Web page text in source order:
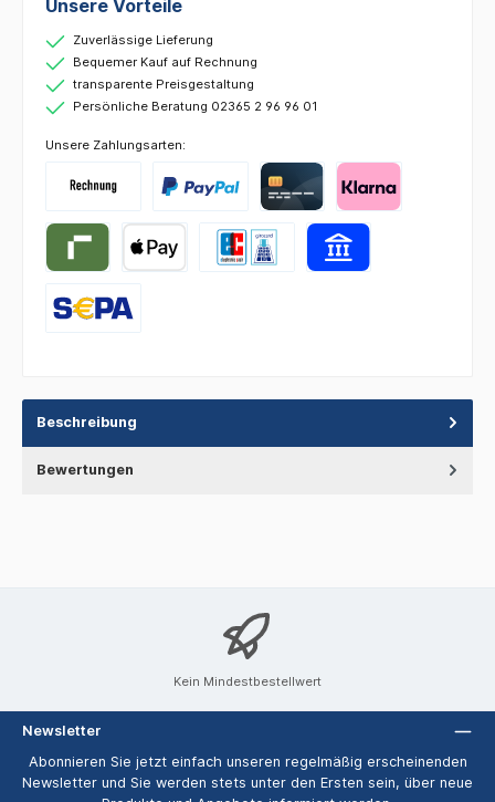
Unsere Vorteile
Zuverlässige Lieferung
Bequemer Kauf auf Rechnung
transparente Preisgestaltung
Persönliche Beratung 02365 2 96 96 01
Unsere Zahlungsarten:
Beschreibung
Bewertungen
Kein Mindestbestellwert
Newsletter
Abonnieren Sie jetzt einfach unseren regelmäßig erscheinenden
Newsletter und Sie werden stets unter den Ersten sein, über neue